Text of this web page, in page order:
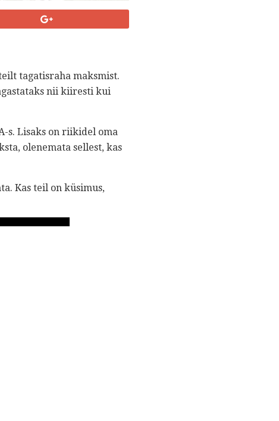
tagatisraha maksmist.
nii kiiresti kui
s. Lisaks on riikidel oma
olenemata sellest, kas
Kas teil on küsimus,